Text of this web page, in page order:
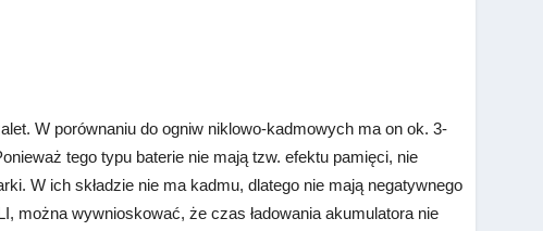
W porównaniu do ogniw niklowo-kadmowych ma on ok. 3-
tego typu baterie nie mają tzw. efektu pamięci, nie
W ich składzie nie ma kadmu, dlatego nie mają negatywnego
można wywnioskować, że czas ładowania akumulatora nie